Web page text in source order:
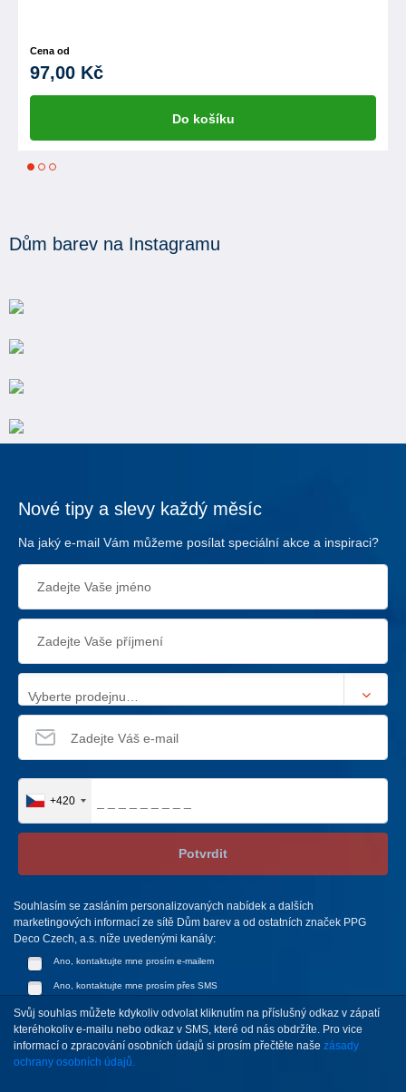
Cena od
97,00 Kč
Do košíku
1 2
Dům barev na Instagramu
Nové tipy a slevy každý měsíc
Na jaký e-mail Vám můžeme posílat speciální akce a inspiraci?
Vyberte prodejnu…
+420
Potvrdit
Souhlasím se zasláním personalizovaných nabídek a dalších
marketingových informací ze sítě Dům barev a od ostatních značek PPG
Deco Czech, a.s. níže uvedenými kanály:
Ano, kontaktujte mne prosím e-mailem
Ano, kontaktujte mne prosím přes SMS
Svůj souhlas můžete kdykoliv odvolat kliknutím na příslušný odkaz v zápatí
kteréhokoliv e-mailu nebo odkaz v SMS, které od nás obdržíte. Pro vice
informací o zpracování osobních údajů si prosím přečtěte naše zásady
ochrany osobních údajů.